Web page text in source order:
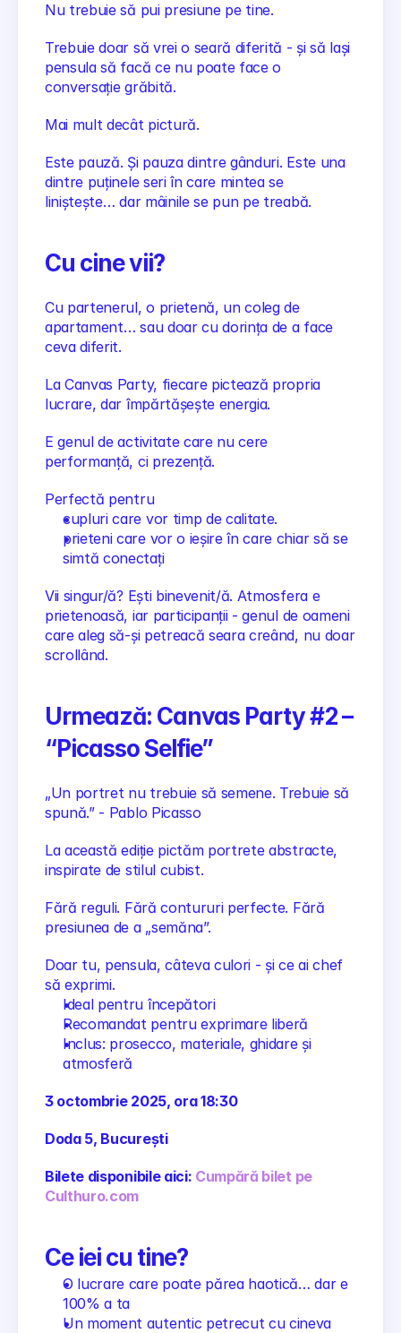
Nu trebuie să pui presiune pe tine.
Trebuie doar să vrei o seară diferită - și să lași
pensula să facă ce nu poate face o
conversație grăbită.
Mai mult decât pictură.
Este pauză. Și pauza dintre gânduri. Este una
dintre puținele seri în care mintea se
liniștește… dar mâinile se pun pe treabă.
Cu cine vii?
Cu partenerul, o prietenă, un coleg de
apartament… sau doar cu dorința de a face
ceva diferit.
La Canvas Party, fiecare pictează propria
lucrare, dar împărtășește energia.
E genul de activitate care nu cere
performanță, ci prezență.
Perfectă pentru
cupluri care vor timp de calitate.
prieteni care vor o ieșire în care chiar să se
simtă conectați
Vii singur/ă? Ești binevenit/ă. Atmosfera e
prietenoasă, iar participanții - genul de oameni
care aleg să-și petreacă seara creând, nu doar
scrollând.
Urmează: Canvas Party #2 –
“Picasso Selfie”
„Un portret nu trebuie să semene. Trebuie să
spună.” - Pablo Picasso
La această ediție pictăm portrete abstracte,
inspirate de stilul cubist.
Fără reguli. Fără contururi perfecte. Fără
presiunea de a „semăna”.
Doar tu, pensula, câteva culori - și ce ai chef
să exprimi.
Ideal pentru începători
Recomandat pentru exprimare liberă
Inclus: prosecco, materiale, ghidare și
atmosferă
3 octombrie 2025, ora 18:30
Doda 5, București
Bilete disponibile aici: Cumpără bilet pe
Culthuro.com
Ce iei cu tine?
O lucrare care poate părea haotică… dar e
100% a ta
Un moment autentic petrecut cu cineva